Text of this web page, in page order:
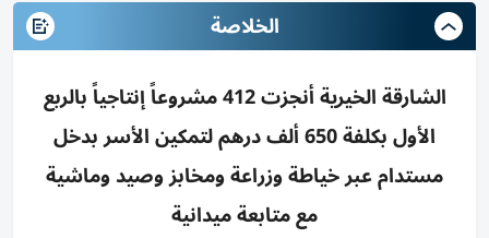
الخلاصة
الشارقة الخيرية أنجزت 412 مشروعاً إنتاجياً بالربع
الأول بكلفة 650 ألف درهم لتمكين الأسر بدخل
مستدام عبر خياطة وزراعة ومخابز وصيد وماشية
مع متابعة ميدانية